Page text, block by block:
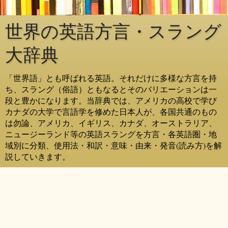
世界の英語方言・スラング
大辞典
「世界語」とも呼ばれる英語。それだけに多様な方言を持
ち、スラング（俗語）ともなるとそのバリエーションは一
段と豊かになります。当辞典では、アメリカの高校で学び
カナダの大学で言語学を修めた日本人が、各国共通のもの
は勿論、アメリカ、イギリス、カナダ、オーストラリア、
ニュージーランド等の英語スラングを方言・各英語圏・地
域別に分類、使用法・和訳・意味・由来・発音(読み方)を解
説していきます。